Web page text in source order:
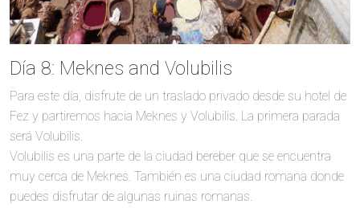
Día 8: Meknes and Volubilis
Para este día, disfrute de un traslado privado desde su hotel de
Fez y partiremos hacia Meknes y Volubilis. La primera parada
será Volubilis.
Volubilis es una parte de la ciudad bereber que se encuentra
muy cerca de Meknes. También es una ciudad romana donde
puedes disfrutar de algunas ruinas romanas.